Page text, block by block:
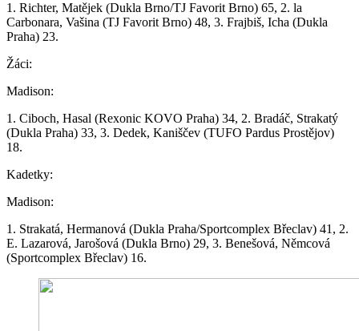
1. Richter, Matějek (Dukla Brno/TJ Favorit Brno) 65, 2. la
Carbonara, Vašina (TJ Favorit Brno) 48, 3. Frajbiš, Icha (Dukla
Praha) 23.
Žáci:
Madison:
1. Ciboch, Hasal (Rexonic KOVO Praha) 34, 2. Bradáč, Strakatý
(Dukla Praha) 33, 3. Dedek, Kaniščev (TUFO Pardus Prostějov)
18.
Kadetky:
Madison:
1. Strakatá, Hermanová (Dukla Praha/Sportcomplex Břeclav) 41, 2.
E. Lazarová, Jarošová (Dukla Brno) 29, 3. Benešová, Němcová
(Sportcomplex Břeclav) 16.